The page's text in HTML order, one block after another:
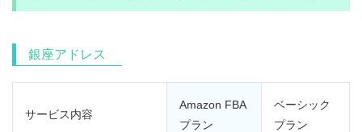
銀座アドレス
サービス内容
Amazon FBA
プラン
ベーシック
プラン